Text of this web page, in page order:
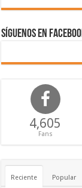
Síguenos en
4,605
Fans
Reciente Popular